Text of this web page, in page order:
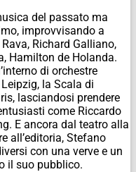
del passato ma
improvvisando a
Richard Galliano,
Hamilton de Holanda.
di orchestre
la Scala di
lasciandosi prendere
come Riccardo
E ancora dal teatro alla
all’editoria, Stefano
con una verve e un
il suo pubblico.